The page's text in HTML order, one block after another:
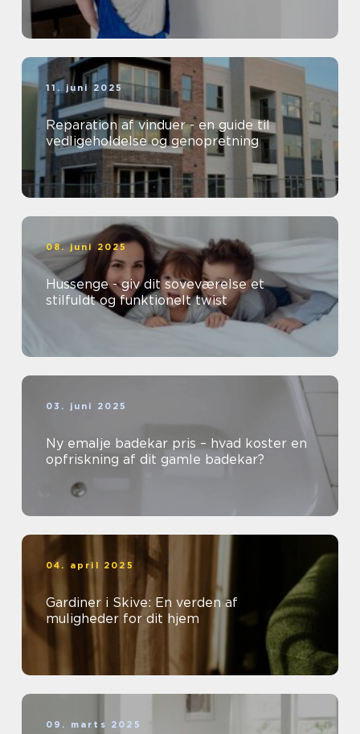
11. juni 2025
Reparation af vinduer - en guide til
vedligeholdelse og genopretning
08. juni 2025
Hussenge - giv dit soveværelse et
stilfuldt og funktionelt twist
03. juni 2025
Ny emalje badekar pris – hvad koster en
opfriskning af dit gamle badekar?
04. april 2025
Gardiner i Skive: En verden af
muligheder for dit hjem
09. marts 2025